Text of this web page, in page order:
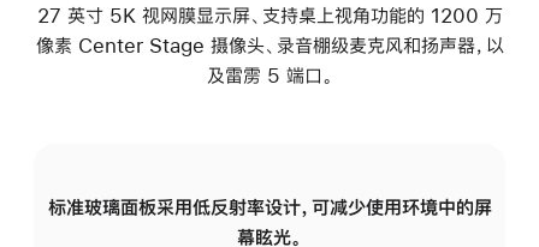
27 英寸 5K 视网膜显示屏、支持桌上视角功能的 1200 万
像素 Center Stage 摄像头、录音棚级麦克风和扬声器，以
及雷雳 5 端口。
标准玻璃面板采用低反射率设计，可减少使用环境中的屏
幕眩光。